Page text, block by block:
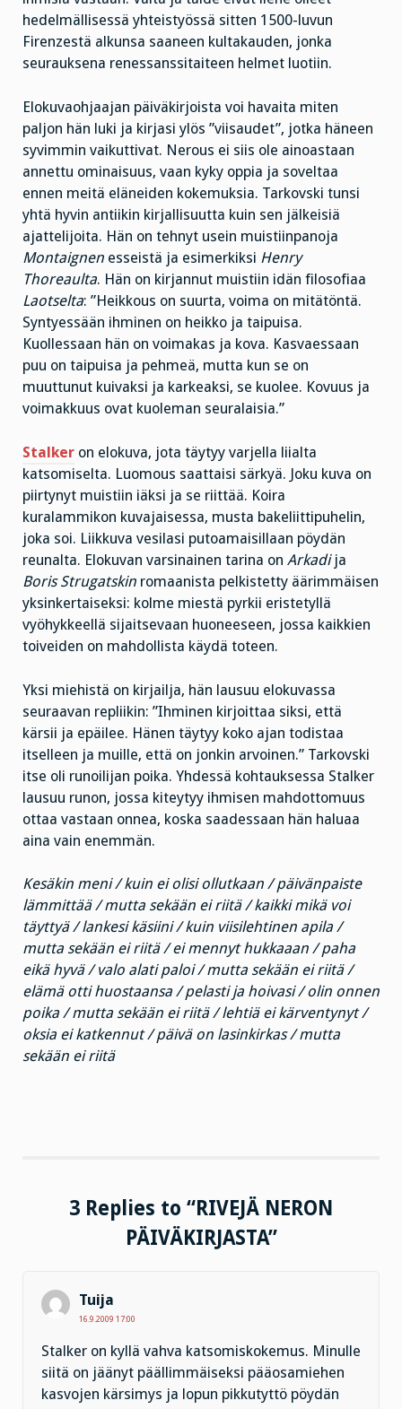
hedelmällisessä yhteistyössä sitten 1500-luvun
Firenzestä alkunsa saaneen kultakauden, jonka
seurauksena renessanssitaiteen helmet luotiin.
Elokuvaohjaajan päiväkirjoista voi havaita miten
paljon hän luki ja kirjasi ylös ”viisaudet”, jotka häneen
syvimmin vaikuttivat. Nerous ei siis ole ainoastaan
annettu ominaisuus, vaan kyky oppia ja soveltaa
ennen meitä eläneiden kokemuksia. Tarkovski tunsi
yhtä hyvin antiikin kirjallisuutta kuin sen jälkeisiä
ajattelijoita. Hän on tehnyt usein muistiinpanoja
Montaignen esseistä ja esimerkiksi Henry
Thoreaulta. Hän on kirjannut muistiin idän filosofiaa
Laotselta: ”Heikkous on suurta, voima on mitätöntä.
Syntyessään ihminen on heikko ja taipuisa.
Kuollessaan hän on voimakas ja kova. Kasvaessaan
puu on taipuisa ja pehmeä, mutta kun se on
muuttunut kuivaksi ja karkeaksi, se kuolee. Kovuus ja
voimakkuus ovat kuoleman seuralaisia.”
Stalker on elokuva, jota täytyy varjella liialta
katsomiselta. Luomous saattaisi särkyä. Joku kuva on
piirtynyt muistiin iäksi ja se riittää. Koira
kuralammikon kuvajaisessa, musta bakeliittipuhelin,
joka soi. Liikkuva vesilasi putoamaisillaan pöydän
reunalta. Elokuvan varsinainen tarina on Arkadi ja
Boris Strugatskin romaanista pelkistetty äärimmäisen
yksinkertaiseksi: kolme miestä pyrkii eristetyllä
vyöhykkeellä sijaitsevaan huoneeseen, jossa kaikkien
toiveiden on mahdollista käydä toteen.
Yksi miehistä on kirjailja, hän lausuu elokuvassa
seuraavan repliikin: ”Ihminen kirjoittaa siksi, että
kärsii ja epäilee. Hänen täytyy koko ajan todistaa
itselleen ja muille, että on jonkin arvoinen.” Tarkovski
itse oli runoilijan poika. Yhdessä kohtauksessa Stalker
lausuu runon, jossa kiteytyy ihmisen mahdottomuus
ottaa vastaan onnea, koska saadessaan hän haluaa
aina vain enemmän.
Kesäkin meni / kuin ei olisi ollutkaan / päivänpaiste
lämmittää / mutta sekään ei riitä / kaikki mikä voi
täyttyä / lankesi käsiini / kuin viisilehtinen apila /
mutta sekään ei riitä / ei mennyt hukkaaan / paha
eikä hyvä / valo alati paloi / mutta sekään ei riitä /
elämä otti huostaansa / pelasti ja hoivasi / olin onnen
poika / mutta sekään ei riitä / lehtiä ei kärventynyt /
oksia ei katkennut / päivä on lasinkirkas / mutta
sekään ei riitä
3 Replies to “RIVEJÄ NERON
PÄIVÄKIRJASTA”
Tuija
16.9.2009 17:00
Stalker on kyllä vahva katsomiskokemus. Minulle
siitä on jäänyt päällimmäiseksi pääosamiehen
kasvojen kärsimys ja lopun pikkutyttö pöydän